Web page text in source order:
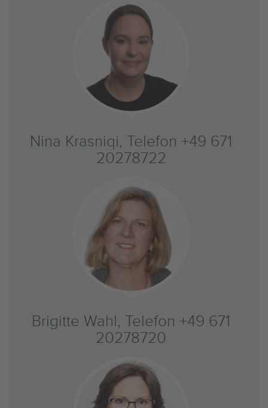
Nina Krasniqi, Telefon +49 671
20278722
Brigitte Wahl, Telefon +49 671
20278720